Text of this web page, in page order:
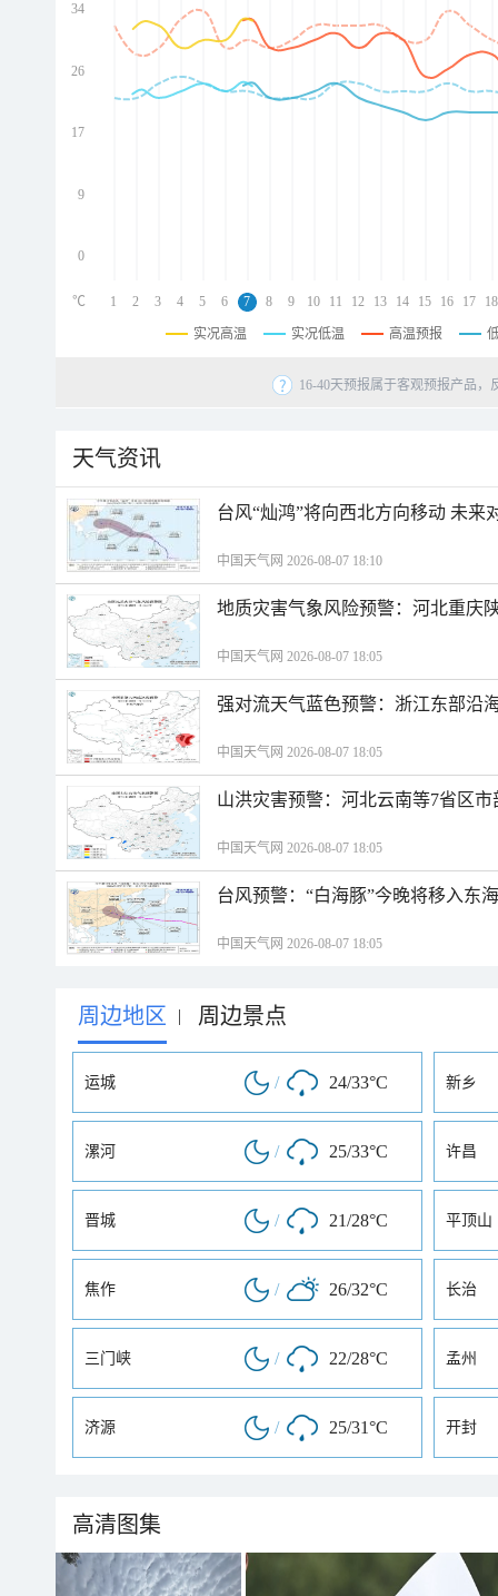
34
26
17
9
0
1 2 3 4 5 6 7 8 9 10 11 12 13 14 15 16 17 18
℃
实况高温 实况低温 高温预报
16-40天预报属于客观预报产品
天气资讯
台风“灿鸿”将向西北方向移动 未来
中国天气网 2026-08-07 18:10
地质灾害气象风险预警：河北重庆
中国天气网 2026-08-07 18:05
强对流天气蓝色预警：浙江东部沿
中国天气网 2026-08-07 18:05
山洪灾害预警：河北云南等7省区
中国天气网 2026-08-07 18:05
台风预警：“白海豚”今晚将移入东
中国天气网 2026-08-07 18:05
周边地区 | 周边景点
运城 / 24/33°C 新乡
漯河 / 25/33°C 许昌
晋城 / 21/28°C 平顶山
焦作 / 26/32°C 长治
三门峡 / 22/28°C 孟州
济源 / 25/31°C 开封
高清图集